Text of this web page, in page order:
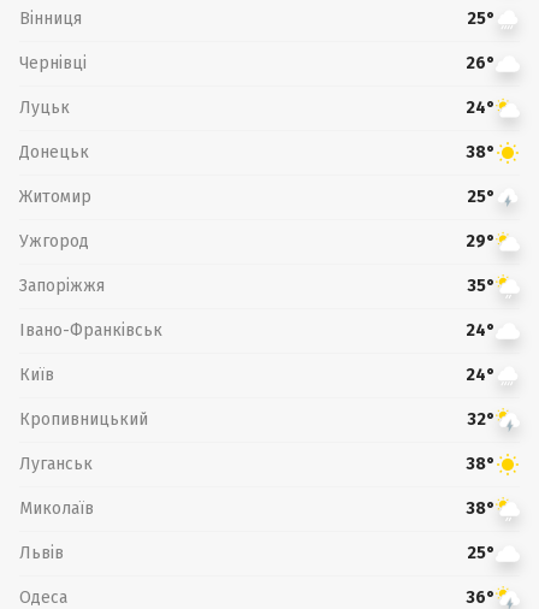
Вінниця 25°
Чернівці 26°
Луцьк 24°
Донецьк 38°
Житомир 25°
Ужгород 29°
Запоріжжя 35°
Івано-Франківськ 24°
Київ 24°
Кропивницький 32°
Луганськ 38°
Миколаїв 38°
Львів 25°
Одеса 36°